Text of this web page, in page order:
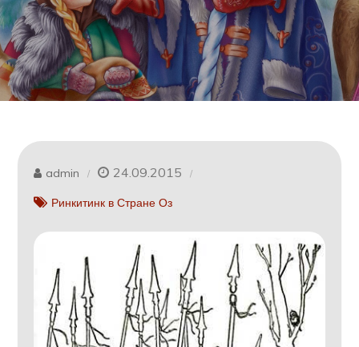
admin 24.09.2015
Ринкитинк в Стране Оз